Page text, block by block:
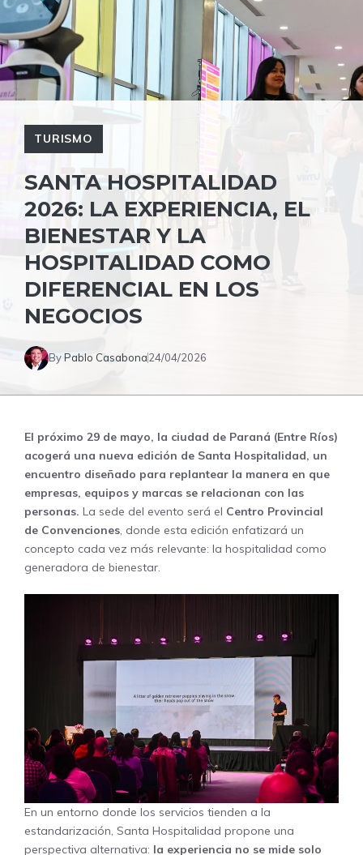
TURISMO
SANTA HOSPITALIDAD
2026: LA EXPERIENCIA, EL
BIENESTAR Y LA
HOSPITALIDAD COMO
DIFERENCIAL EN LOS
NEGOCIOS
ByPablo Casabona24/04/2026
El próximo 29 de mayo, la ciudad de Paraná (Entre Ríos)
acogerá una nueva edición de Santa Hospitalidad, un
encuentro diseñado para replantear la manera en que
empresas, equipos y marcas se relacionan con las
personas. La sede del evento será el Centro Provincial
de Convenciones, donde esta edición enfatizará un
concepto cada vez más relevante: la hospitalidad como
generadora de bienestar.
En un entorno donde los servicios tienden a la
estandarización, Santa Hospitalidad propone una
perspectiva alternativa: la experiencia no se mide solo